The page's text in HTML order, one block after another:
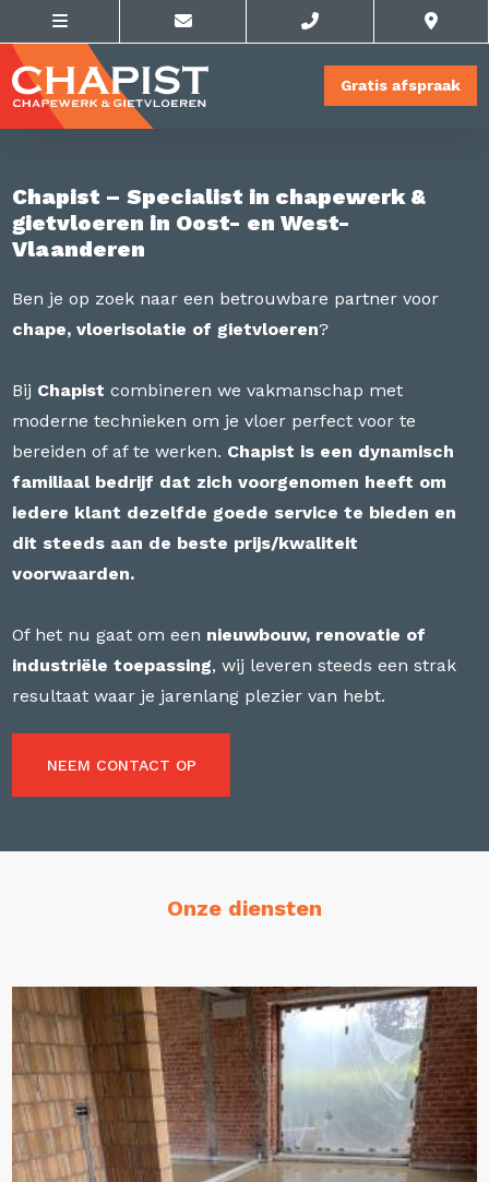
Gratis afspraak
Chapist – Specialist in chapewerk &
gietvloeren in Oost- en West-
Vlaanderen
Ben je op zoek naar een betrouwbare partner voor
chape, vloerisolatie of gietvloeren?
Bij Chapistcombineren we vakmanschap met
moderne technieken om je vloer perfect voor te
bereiden of af te werken. Chapist is een dynamisch
familiaal bedrijf dat zich voorgenomen heeft om
iedere klant dezelfde goede service te bieden en
dit steeds aan de beste prijs/kwaliteit
voorwaarden.
Of het nu gaat om een nieuwbouw, renovatie of
industriële toepassing, wij leveren steeds een strak
resultaat waar je jarenlang plezier van hebt.
NEEM CONTACT OP
Onze diensten